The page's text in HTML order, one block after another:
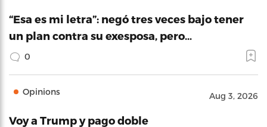
“Esa es mi letra”: negó tres veces bajo tener
un plan contra su exesposa, pero…
0
Opinions Aug 3, 2026
Voy a Trump y pago doble